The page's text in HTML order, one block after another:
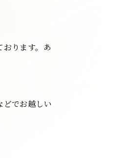
ります。あ
どでお越しい